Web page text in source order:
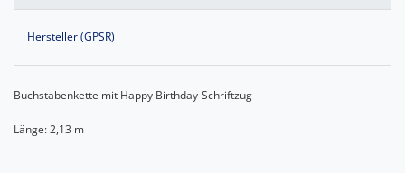
Hersteller (GPSR)
Buchstabenkette mit Happy Birthday-Schriftzug
Länge: 2,13 m